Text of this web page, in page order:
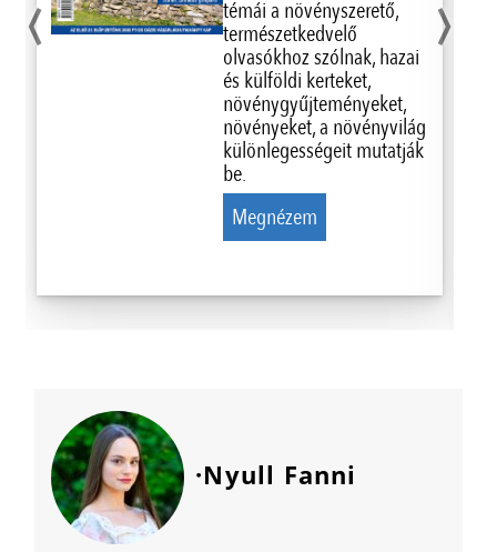
témái a növényszerető,
természetkedvelő
olvasókhoz szólnak, hazai
és külföldi kerteket,
növénygyűjteményeket,
növényeket, a növényvilág
különlegességeit mutatják
be.
Megnézem
·Nyull Fanni